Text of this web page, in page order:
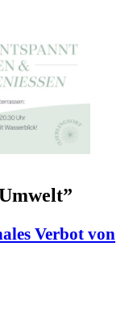
Verbot von